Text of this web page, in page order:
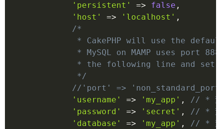
'persistent'
=> false ,
'host'
=> 'localhost' ,
/*
* CakePHP will use the
* MySQL on MAMP uses port
* the following line and set
             */
//'port' =>
'username'
=> 'my_app' ,
// * 変
'password'
=> 'secret' ,
// * 変
'database'
=> 'my_app' ,
// * 変